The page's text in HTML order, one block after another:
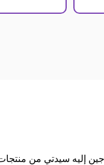
إليه سيدتي من